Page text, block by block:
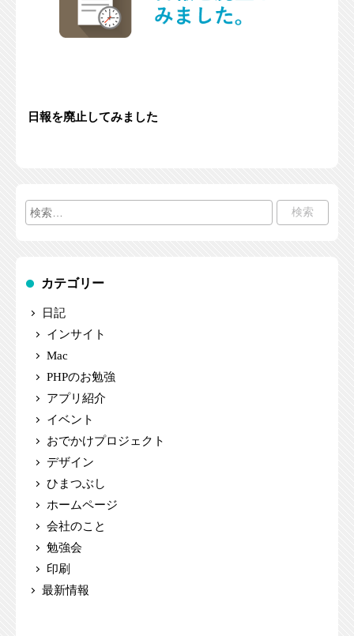
日報を廃止してみました
検
カテゴリー
日記
インサイト
Mac
PHPのお勉強
アプリ紹介
イベント
おでかけプロジェクト
デザイン
ひまつぶし
ホームページ
会社のこと
勉強会
印刷
最新情報